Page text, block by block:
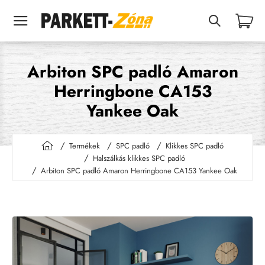
Arbiton SPC padló Amaron
Herringbone CA153
Yankee Oak
h
o
m
Termékek SPC padló
Klikkes SPC padló
Halszálkás klikkes SPC padló
Arbiton SPC padló Amaron Herringbone CA153 Yankee Oak